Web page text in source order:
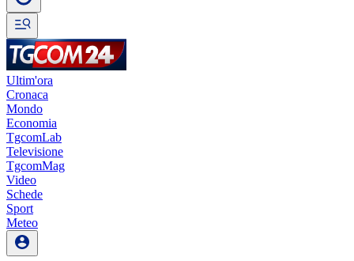
Ultim'ora
Cronaca
Mondo
Economia
TgcomLab
Televisione
TgcomMag
Video
Schede
Sport
Meteo